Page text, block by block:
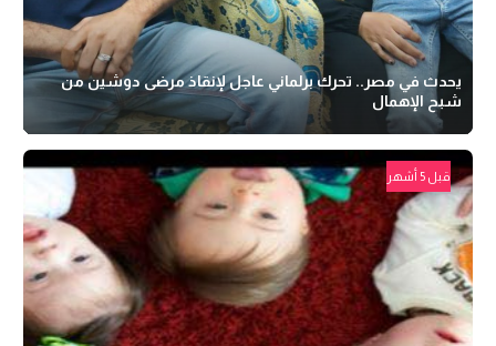
يحدث في مصر.. تحرك برلماني عاجل لإنقاذ مرضى دوشين من
شبح الإهمال
قبل 5 أشهر